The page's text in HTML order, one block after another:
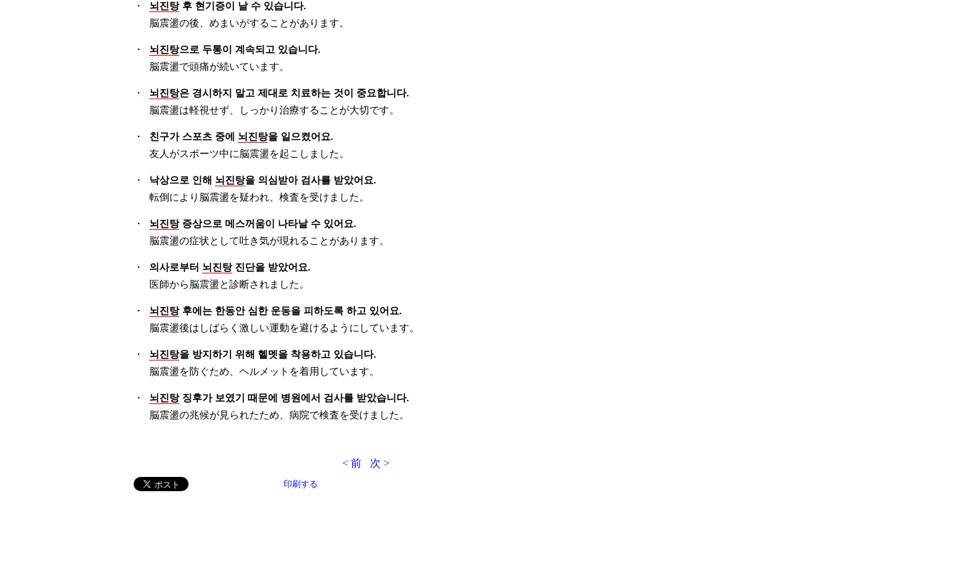
・ 뇌진탕후 현기증이 날 수 있습니다.
脳震盪の後、めまいがすることがあります。
・ 뇌진탕으로 두통이 계속되고 있습니다.
脳震盪で頭痛が続いています。
・ 뇌진탕은 경시하지 말고 제대로 치료하는 것이 중요합니다.
脳震盪は軽視せず、しっかり治療することが大切です。
・ 친구가 스포츠 중에 뇌진탕을 일으켰어요.
友人がスポーツ中に脳震盪を起こしました。
・ 낙상으로 인해 뇌진탕을 의심받아 검사를 받았어요.
転倒により脳震盪を疑われ、検査を受けました。
・ 뇌진탕증상으로 메스꺼움이 나타날 수 있어요.
脳震盪の症状として吐き気が現れることがあります。
・ 의사로부터 뇌진탕진단을 받았어요.
医師から脳震盪と診断されました。
・ 뇌진탕후에는 한동안 심한 운동을 피하도록 하고 있어요.
脳震盪後はしばらく激しい運動を避けるようにしています。
・ 뇌진탕을 방지하기 위해 헬멧을 착용하고 있습니다.
脳震盪を防ぐため、ヘルメットを着用しています。
・ 뇌진탕징후가 보였기 때문에 병원에서 검사를 받았습니다.
脳震盪の兆候が見られたため、病院で検査を受けました。
< 前 次 >
印刷する